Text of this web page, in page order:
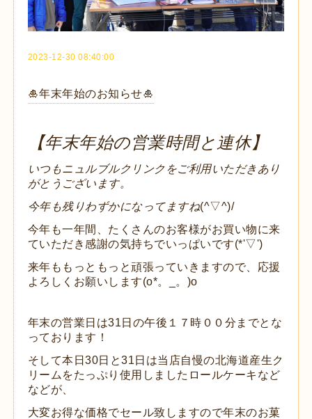
2023-12-30 08:40:00
🎍年末年始のお知らせ🎍
【年末年始の営業時間と連休】
いつもニュルブルクリンクをご利用いただきあり
がとうございます。
今年も残りわずかになってますね(^▽^)/
今年も一年間、たくさんのお客様がお買い物に来
ていただき感謝の気持ちでいっぱいです(*'▽')
来年ももっともっと頑張っていきますので、応援
よろしくお願いします(o*。_。)o
年末の営業日は31日の午後１７時００分までとな
っております！
そして本日30日と31日は当店自慢の北海道産生ク
リームをたっぷり使用しましたロールケーキなど
などが、
大変お得な価格でセール致しますので年末のお菓